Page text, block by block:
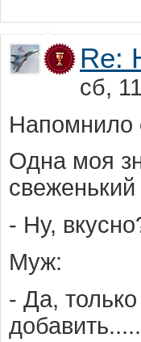
Re:
сб,
Напомнило
Одна моя
- Ну,
Муж:
- Да,